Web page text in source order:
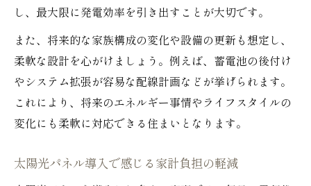
し、最大限に発電効率を引き出すことが大切です。
また、将来的な家族構成の変化や設備の更新も想定し、
柔軟な設計を心がけましょう。例えば、蓄電池の後付け
やシステム拡張が容易な配線計画などが挙げられます。
これにより、将来のエネルギー事情やライフスタイルの
変化にも柔軟に対応できる住まいとなります。
太陽光パネル導入で感じる家計負担の軽減